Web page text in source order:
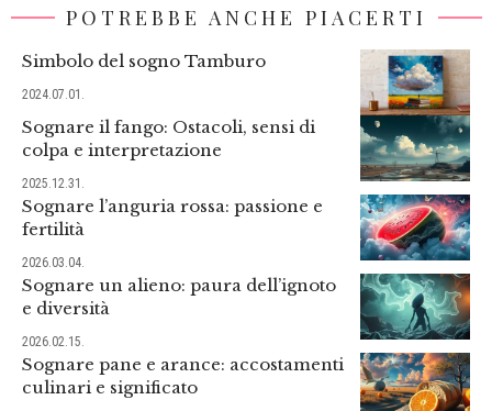
POTREBBE ANCHE PIACERTI
Simbolo del sogno Tamburo
2024.07.01.
Sognare il fango: Ostacoli, sensi di
colpa e interpretazione
2025.12.31.
Sognare l’anguria rossa: passione e
fertilità
2026.03.04.
Sognare un alieno: paura dell’ignoto
e diversità
2026.02.15.
Sognare pane e arance: accostamenti
culinari e significato